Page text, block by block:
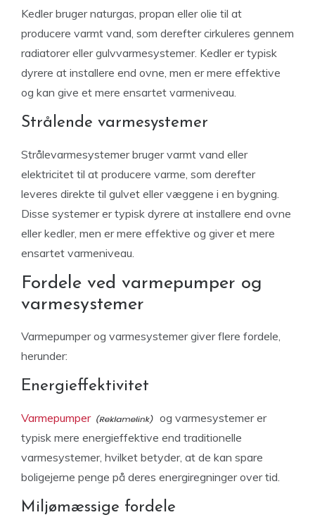
Kedler bruger naturgas, propan eller olie til at
producere varmt vand, som derefter cirkuleres gennem
radiatorer eller gulvvarmesystemer. Kedler er typisk
dyrere at installere end ovne, men er mere effektive
og kan give et mere ensartet varmeniveau.
Strålende varmesystemer
Strålevarmesystemer bruger varmt vand eller
elektricitet til at producere varme, som derefter
leveres direkte til gulvet eller væggene i en bygning.
Disse systemer er typisk dyrere at installere end ovne
eller kedler, men er mere effektive og giver et mere
ensartet varmeniveau.
Fordele ved varmepumper og
varmesystemer
Varmepumper og varmesystemer giver flere fordele,
herunder:
Energieffektivitet
Varmepumper
og varmesystemer er
typisk mere energieffektive end traditionelle
varmesystemer, hvilket betyder, at de kan spare
boligejerne penge på deres energiregninger over tid.
Miljømæssige fordele